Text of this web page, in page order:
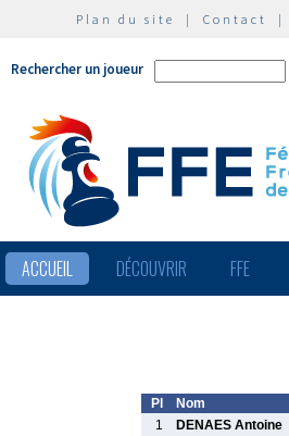
Plan du site | Contact |
Rechercher un joueur
ACCUEIL DÉCOUVRIR FFE
Pl Nom
1
DENAES Antoine